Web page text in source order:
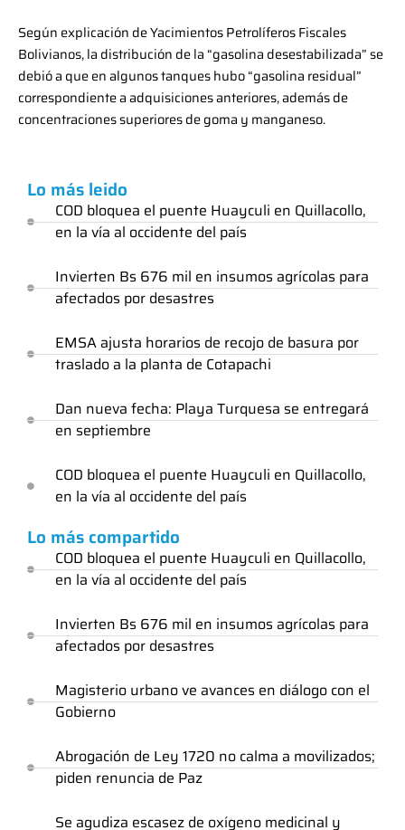
Según explicación de Yacimientos Petrolíferos Fiscales
Bolivianos, la distribución de la “gasolina desestabilizada” se
debió a que en algunos tanques hubo “gasolina residual”
correspondiente a adquisiciones anteriores, además de
concentraciones superiores de goma y manganeso.
Lo más leido
COD bloquea el puente Huayculi en Quillacollo,
en la vía al occidente del país
Invierten Bs 676 mil en insumos agrícolas para
afectados por desastres
EMSA ajusta horarios de recojo de basura por
traslado a la planta de Cotapachi
Dan nueva fecha: Playa Turquesa se entregará
en septiembre
COD bloquea el puente Huayculi en Quillacollo,
en la vía al occidente del país
Lo más compartido
COD bloquea el puente Huayculi en Quillacollo,
en la vía al occidente del país
Invierten Bs 676 mil en insumos agrícolas para
afectados por desastres
Magisterio urbano ve avances en diálogo con el
Gobierno
Abrogación de Ley 1720 no calma a movilizados;
piden renuncia de Paz
Se agudiza escasez de oxígeno medicinal y